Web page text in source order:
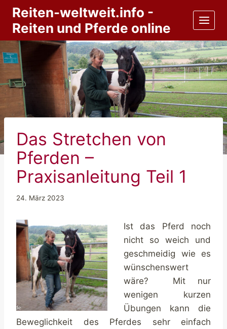
Zum
Inhalt
springen
Reiten-weltweit.info -
Reiten und Pferde online
Das Stretchen von
Pferden –
Praxisanleitung Teil 1
24. März 2023
Ist das Pferd noch
nicht so weich und
geschmeidig wie es
wünschenswert
wäre? Mit nur
wenigen kurzen
Übungen kann die
Beweglichkeit des Pferdes sehr einfach